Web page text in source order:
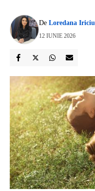
De Loredana
12 IUNIE 2026